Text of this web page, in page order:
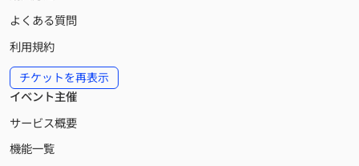
よくある質問
利用規約
チケットを再表示
イベント主催
サービス概要
機能一覧